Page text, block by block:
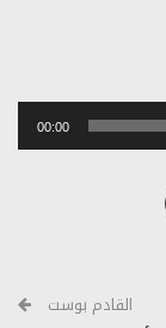
00:00
القادم بوست